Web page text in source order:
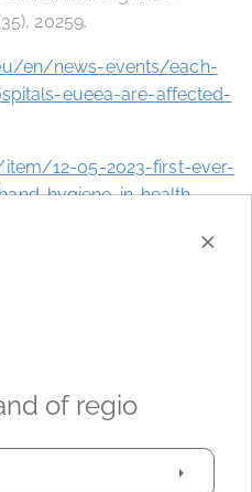
20259.
en/news-events/each-
eueea-are-affected-
12-05-2023-first-ever-
hygiene-in-health-
×
of regio